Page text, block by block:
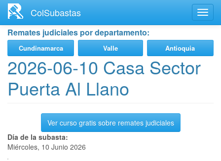
contenido
principal
ColSubastas
Remates judiciales por departamento:
Cundinamarca Valle Antioquia
2026-06-10 Casa Sector
Puerta Al Llano
Ver curso gratis sobre remates judiciales
Día de la subasta:
Miércoles, 10 Junio 2026